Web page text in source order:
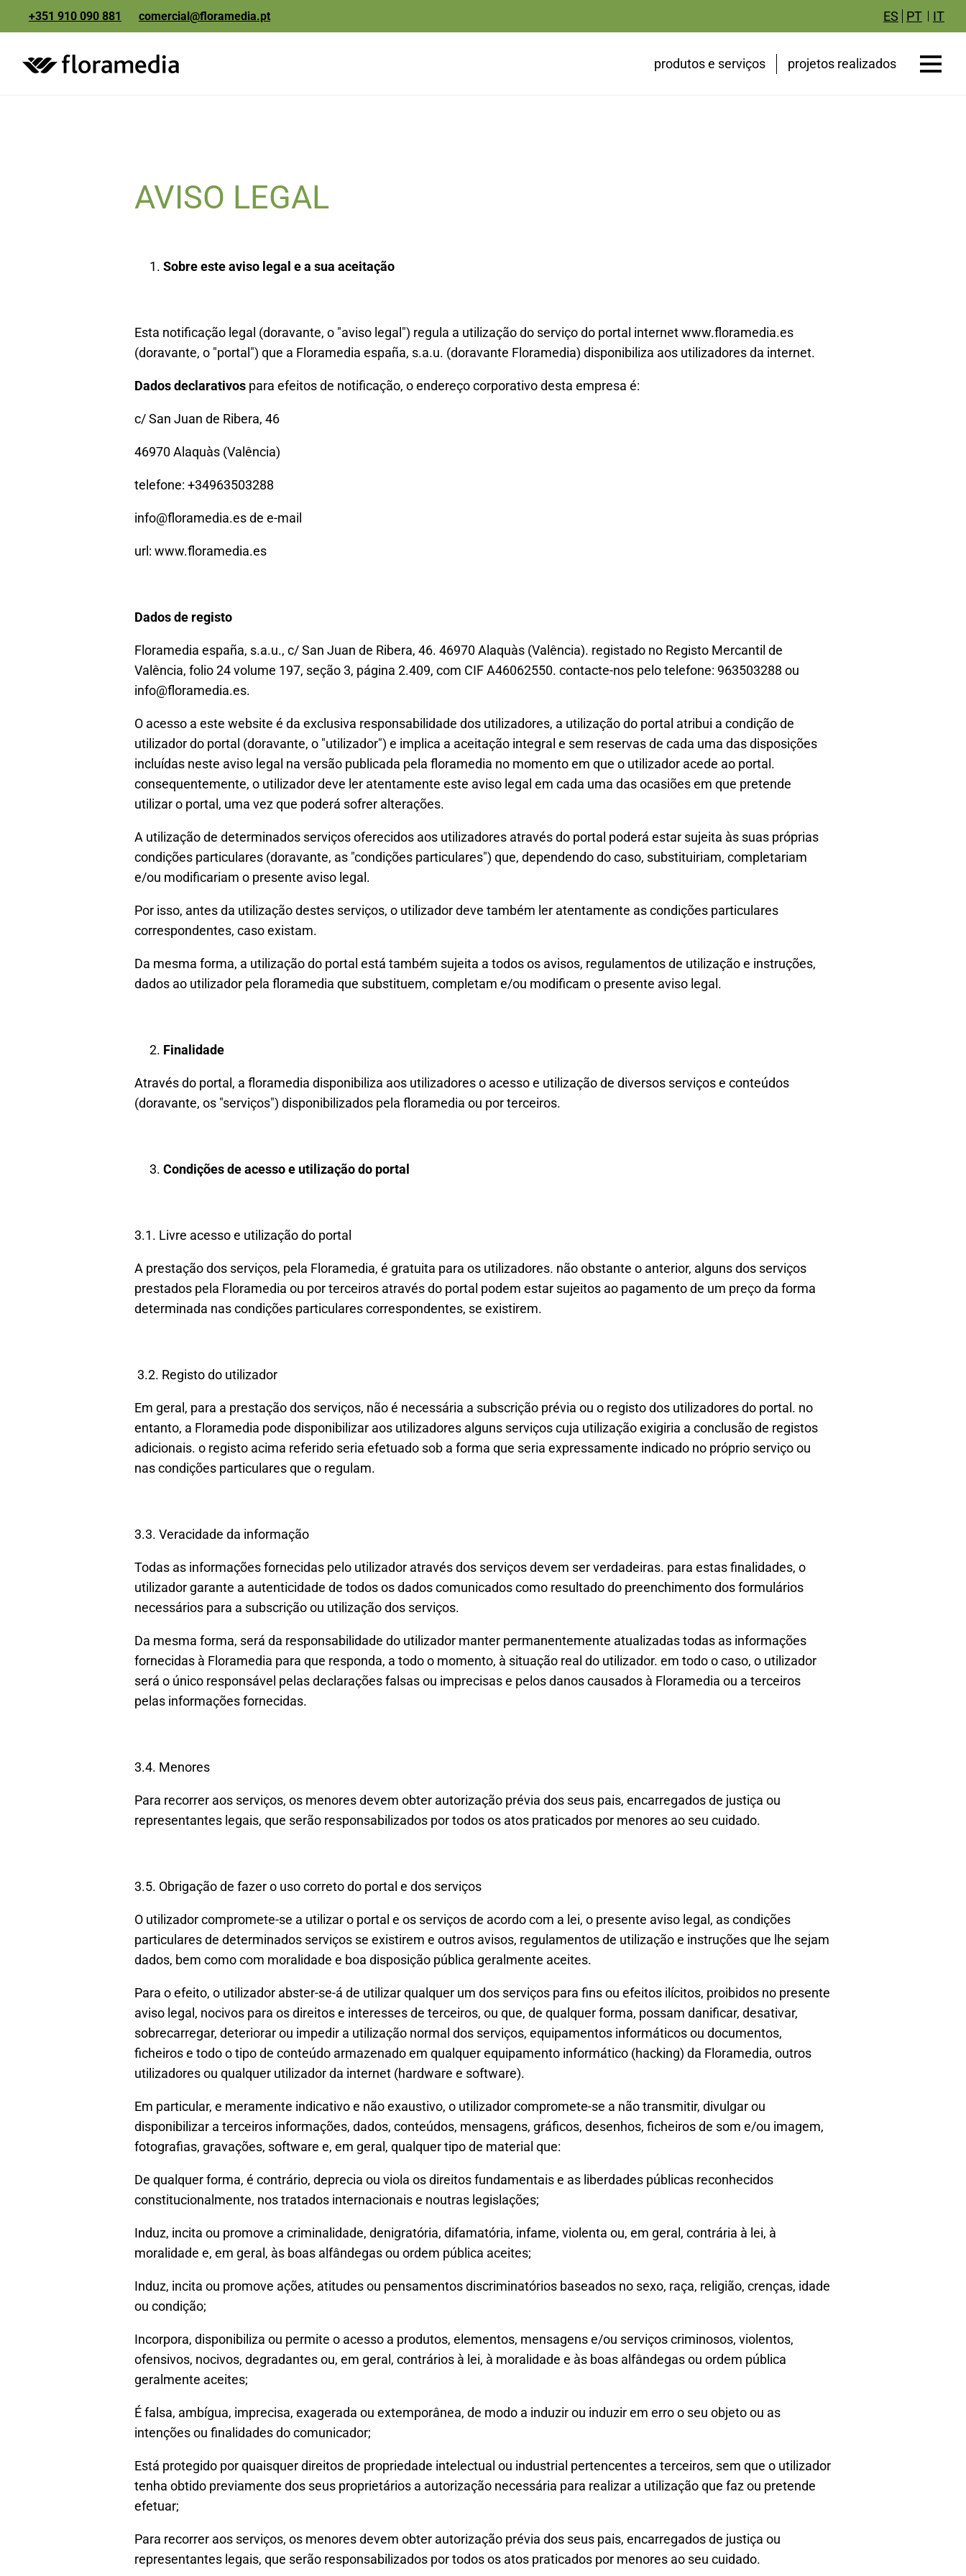
+351 910 090 881 comercial@floramedia.pt ES PT IT
produtos e serviços projetos realizados
AVISO LEGAL
Sobre este aviso legal e a sua aceitação
Esta notificação legal (doravante, o "aviso legal") regula a utilização do serviço do portal internet www.floramedia.es
(doravante, o "portal") que a Floramedia españa, s.a.u. (doravante Floramedia) disponibiliza aos utilizadores da internet.
Dados declarativos para efeitos de notificação, o endereço corporativo desta empresa é:
c/ San Juan de Ribera, 46
46970 Alaquàs (Valência)
telefone: +34963503288
info@floramedia.es de e-mail
url: www.floramedia.es
Dados de registo
Floramedia españa, s.a.u., c/ San Juan de Ribera, 46. 46970 Alaquàs (Valência). registado no Registo Mercantil de
Valência, folio 24 volume 197, seção 3, página 2.409, com CIF A46062550. contacte-nos pelo telefone: 963503288 ou
info@floramedia.es.
O acesso a este website é da exclusiva responsabilidade dos utilizadores, a utilização do portal atribui a condição de
utilizador do portal (doravante, o "utilizador") e implica a aceitação integral e sem reservas de cada uma das disposições
incluídas neste aviso legal na versão publicada pela floramedia no momento em que o utilizador acede ao portal.
consequentemente, o utilizador deve ler atentamente este aviso legal em cada uma das ocasiões em que pretende
utilizar o portal, uma vez que poderá sofrer alterações.
A utilização de determinados serviços oferecidos aos utilizadores através do portal poderá estar sujeita às suas próprias
condições particulares (doravante, as "condições particulares") que, dependendo do caso, substituiriam, completariam
e/ou modificariam o presente aviso legal.
Por isso, antes da utilização destes serviços, o utilizador deve também ler atentamente as condições particulares
correspondentes, caso existam.
Da mesma forma, a utilização do portal está também sujeita a todos os avisos, regulamentos de utilização e instruções,
dados ao utilizador pela floramedia que substituem, completam e/ou modificam o presente aviso legal.
Finalidade
Através do portal, a floramedia disponibiliza aos utilizadores o acesso e utilização de diversos serviços e conteúdos
(doravante, os "serviços") disponibilizados pela floramedia ou por terceiros.
Condições de acesso e utilização do portal
3.1. Livre acesso e utilização do portal
A prestação dos serviços, pela Floramedia, é gratuita para os utilizadores. não obstante o anterior, alguns dos serviços
prestados pela Floramedia ou por terceiros através do portal podem estar sujeitos ao pagamento de um preço da forma
determinada nas condições particulares correspondentes, se existirem.
3.2. Registo do utilizador
Em geral, para a prestação dos serviços, não é necessária a subscrição prévia ou o registo dos utilizadores do portal. no
entanto, a Floramedia pode disponibilizar aos utilizadores alguns serviços cuja utilização exigiria a conclusão de registos
adicionais. o registo acima referido seria efetuado sob a forma que seria expressamente indicado no próprio serviço ou
nas condições particulares que o regulam.
3.3. Veracidade da informação
Todas as informações fornecidas pelo utilizador através dos serviços devem ser verdadeiras. para estas finalidades, o
utilizador garante a autenticidade de todos os dados comunicados como resultado do preenchimento dos formulários
necessários para a subscrição ou utilização dos serviços.
Da mesma forma, será da responsabilidade do utilizador manter permanentemente atualizadas todas as informações
fornecidas à Floramedia para que responda, a todo o momento, à situação real do utilizador. em todo o caso, o utilizador
será o único responsável pelas declarações falsas ou imprecisas e pelos danos causados à Floramedia ou a terceiros
pelas informações fornecidas.
3.4. Menores
Para recorrer aos serviços, os menores devem obter autorização prévia dos seus pais, encarregados de justiça ou
representantes legais, que serão responsabilizados por todos os atos praticados por menores ao seu cuidado.
3.5. Obrigação de fazer o uso correto do portal e dos serviços
O utilizador compromete-se a utilizar o portal e os serviços de acordo com a lei, o presente aviso legal, as condições
particulares de determinados serviços se existirem e outros avisos, regulamentos de utilização e instruções que lhe sejam
dados, bem como com moralidade e boa disposição pública geralmente aceites.
Para o efeito, o utilizador abster-se-á de utilizar qualquer um dos serviços para fins ou efeitos ilícitos, proibidos no presente
aviso legal, nocivos para os direitos e interesses de terceiros, ou que, de qualquer forma, possam danificar, desativar,
sobrecarregar, deteriorar ou impedir a utilização normal dos serviços, equipamentos informáticos ou documentos,
ficheiros e todo o tipo de conteúdo armazenado em qualquer equipamento informático (hacking) da Floramedia, outros
utilizadores ou qualquer utilizador da internet (hardware e software).
Em particular, e meramente indicativo e não exaustivo, o utilizador compromete-se a não transmitir, divulgar ou
disponibilizar a terceiros informações, dados, conteúdos, mensagens, gráficos, desenhos, ficheiros de som e/ou imagem,
fotografias, gravações, software e, em geral, qualquer tipo de material que:
De qualquer forma, é contrário, deprecia ou viola os direitos fundamentais e as liberdades públicas reconhecidos
constitucionalmente, nos tratados internacionais e noutras legislações;
Induz, incita ou promove a criminalidade, denigratória, difamatória, infame, violenta ou, em geral, contrária à lei, à
moralidade e, em geral, às boas alfândegas ou ordem pública aceites;
Induz, incita ou promove ações, atitudes ou pensamentos discriminatórios baseados no sexo, raça, religião, crenças, idade
ou condição;
Incorpora, disponibiliza ou permite o acesso a produtos, elementos, mensagens e/ou serviços criminosos, violentos,
ofensivos, nocivos, degradantes ou, em geral, contrários à lei, à moralidade e às boas alfândegas ou ordem pública
geralmente aceites;
É falsa, ambígua, imprecisa, exagerada ou extemporânea, de modo a induzir ou induzir em erro o seu objeto ou as
intenções ou finalidades do comunicador;
Está protegido por quaisquer direitos de propriedade intelectual ou industrial pertencentes a terceiros, sem que o utilizador
tenha obtido previamente dos seus proprietários a autorização necessária para realizar a utilização que faz ou pretende
efetuar;
Para recorrer aos serviços, os menores devem obter autorização prévia dos seus pais, encarregados de justiça ou
representantes legais, que serão responsabilizados por todos os atos praticados por menores ao seu cuidado.
marketing